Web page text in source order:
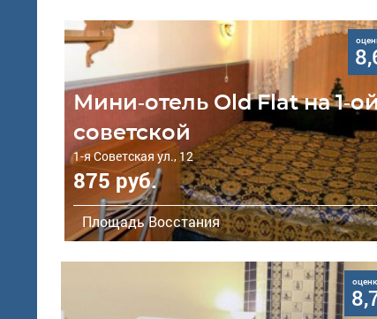
Мини-отель Old Flat на 1-
советской
1-я Советская ул., 12
875 руб.
Площадь Восстания